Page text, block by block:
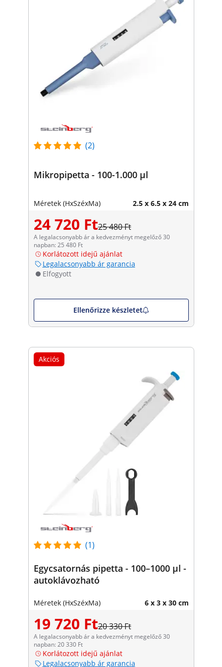
(2)
Mikropipetta - 100-1.000 µl
Méretek (HxSzéxMa) 2.5 x 6.5 x 24 cm
24 720 Ft25 480 Ft
A legalacsonyabb ár a kedvezményt megelőző 30
napban: 25 480 Ft
Korlátozott idejű ajánlat
Legalacsonyabb ár garancia
Elfogyott
Ellenőrizze készletet
Akciós
(1)
Egycsatornás pipetta - 100–1000 μl -
autoklávozható
Méretek (HxSzéxMa) 6 x 3 x 30 cm
19 720 Ft20 330 Ft
A legalacsonyabb ár a kedvezményt megelőző 30
napban: 20 330 Ft
Korlátozott idejű ajánlat
Legalacsonyabb ár garancia